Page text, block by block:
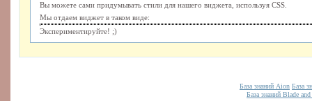
Вы можете сами придумывать стили для нашего виджета, используя CSS.
Мы отдаем виджет в таком виде:
Экспериментируйте! ;)
База знаний Aion База
База знаний Blade